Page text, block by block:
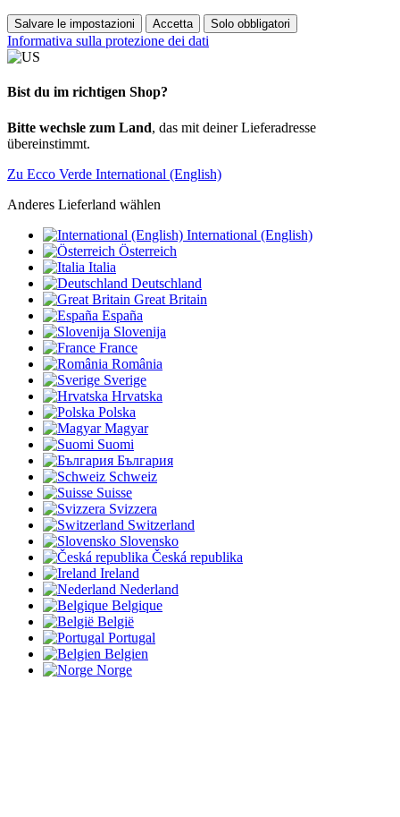
Salvare le impostazioni Accetta Solo obbligatori
Informativa sulla protezione dei dati
Bist du im richtigen Shop?
Bitte wechsle zum Land, das mit deiner Lieferadresse
übereinstimmt.
Zu Ecco Verde International (English)
Anderes Lieferland wählen
International (English)
Österreich
Italia
Deutschland
Great Britain
España
Slovenija
France
România
Sverige
Hrvatska
Polska
Magyar
Suomi
България
Schweiz
Suisse
Svizzera
Switzerland
Slovensko
Česká republika
Ireland
Nederland
Belgique
België
Portugal
Belgien
Norge